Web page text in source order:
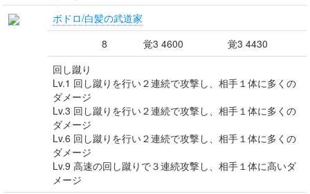
ボドロ/白髪の武道家
8
覚3 4600
覚3 4430
回し蹴り
Lv.1 回し蹴りを行い２連続で攻撃し、相手１体に多くの
ダメージ
Lv.3 回し蹴りを行い２連続で攻撃し、相手１体に多くの
ダメージ
Lv.6 回し蹴りを行い２連続で攻撃し、相手１体に多くの
ダメージ
Lv.9 高速の回し蹴りで３連続攻撃し、相手１体に高いダ
メージ